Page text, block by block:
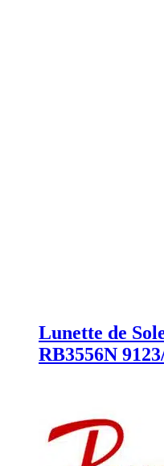
Lunette de
RB3556N